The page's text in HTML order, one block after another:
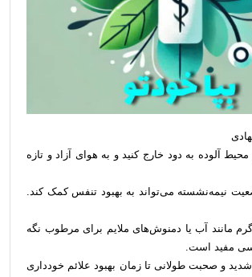
محیط آلوده به دود خارج کنید و به هوای آزاد و تازه
نیمه‌نشسته می‌تواند به بهبود تنفس کمک کند.
مانند آب یا دمنوش‌های ملایم برای مرطوب نگه
مفید است.
شدید و صحبت طولانی تا زمان بهبود علائم خودداری